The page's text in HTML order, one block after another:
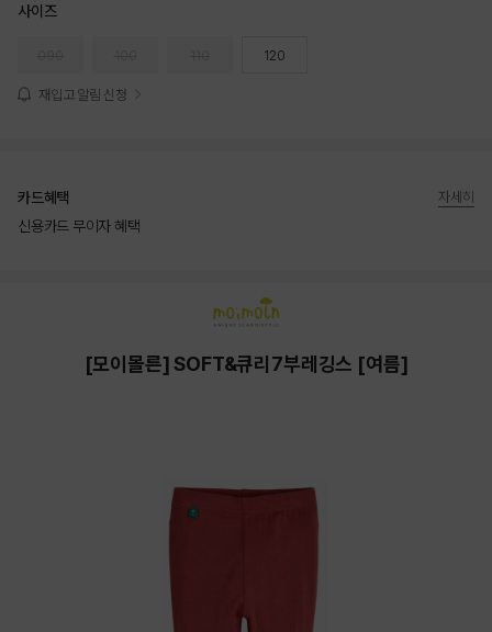
사이즈
120
재입고 알림 신청
카드혜택
신용카드 무이자 혜택
자세히
[모이몰른] SOFT&큐리7부레깅스 [여름]